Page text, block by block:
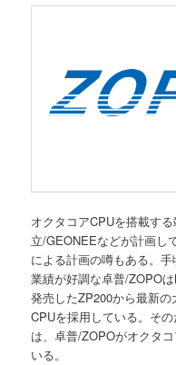
オクタコアCPUを搭載す
立/GEONEEなどが計画し
による計画の噂もある。
業績が好調な卓普/ZOPO
発売したZP200から最新
CPUを採用している。そ
は、卓普/ZOPOがオクタ
いる。